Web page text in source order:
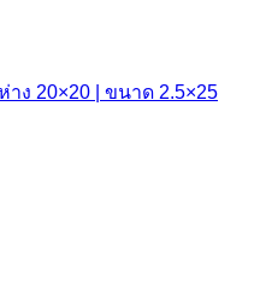
าง 20×20 | ขนาด 2.5×25